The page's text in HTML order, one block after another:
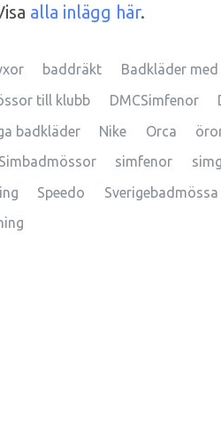
alla inlägg här.
baddräkt Badkläder
till klubb DMCSimfenor
badkläder Nike Orca
Simbadmössor simfenor
Speedo Sverigebadmössa